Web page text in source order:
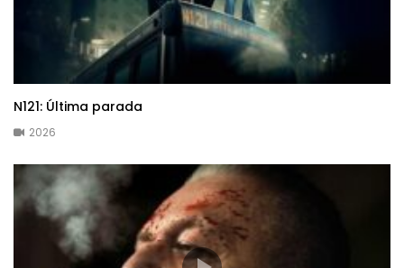
N121: Última parada
2026